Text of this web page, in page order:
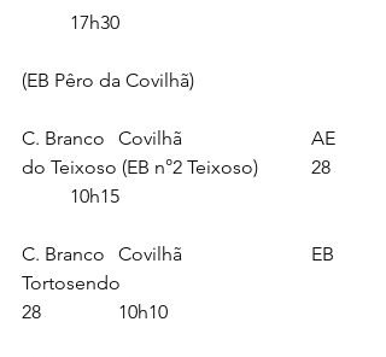
	17h30
(EB Pêro da Covilhã)
C. Branco	Covilhã 			AE
do Teixoso (EB n°2 Teixoso)		28
	10h15
C. Branco	Covilhã 			EB
Tortosendo
28		10h10